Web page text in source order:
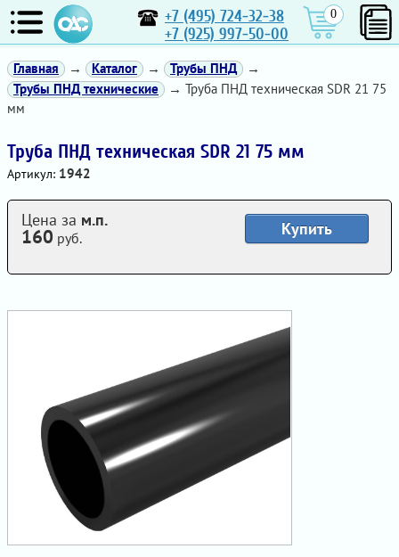
+7 (495) 724-32-38
+7 (925) 997-50-00
0
Главная → Каталог → Трубы ПНД
→
Трубы ПНД технические
→ Труба ПНД техническая SDR 21 75
мм
Труба ПНД техническая SDR 21 75 мм
Артикул: 1942
Купить
Цена за м.п.
160 руб.